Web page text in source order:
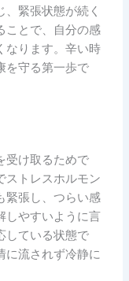
緊張状態が続く
ことで、自分の感
なります。辛い時
を守る第一歩で
受け取るためで
ストレスホルモン
緊張し、つらい感
しやすいように言
している状態で
に流されず冷静に